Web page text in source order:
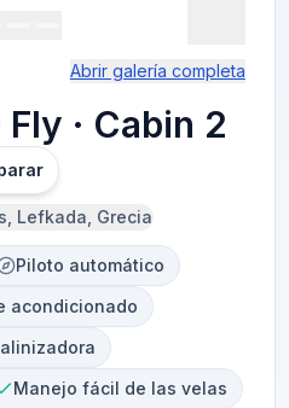
Abrir galería completa
· Cabin 2
Lefkada, Grecia
Piloto automático
acondicionado
Manejo fácil de las velas